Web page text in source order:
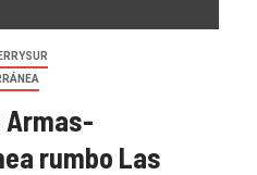
Armas-
rumbo Las